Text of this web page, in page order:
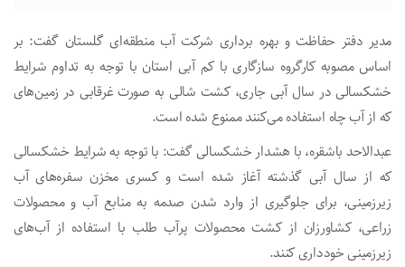
مدیر دفتر حفاظت و بهره برداری شرکت آب منطقه‌ای گلستان گفت: بر
اساس مصوبه کارگروه سازگاری با کم آبی استان با توجه به تداوم شرایط
خشکسالی در سال آبی جاری، کشت شالی به صورت غرقابی در زمین‌های
که از آب چاه استفاده می‌کنند ممنوع شده است.
عبدالاحد باشقره، با هشدار خشکسالی گفت: با توجه به شرایط خشکسالی
که از سال آبی گذشته آغاز شده است و کسری مخزن سفره‌های آب
زیرزمینی، برای جلوگیری از وارد شدن صدمه به منابع آب و محصولات
زراعی، کشاورزان از کشت محصولات پرآب طلب با استفاده از آب‌های
زیرزمینی خودداری کنند.